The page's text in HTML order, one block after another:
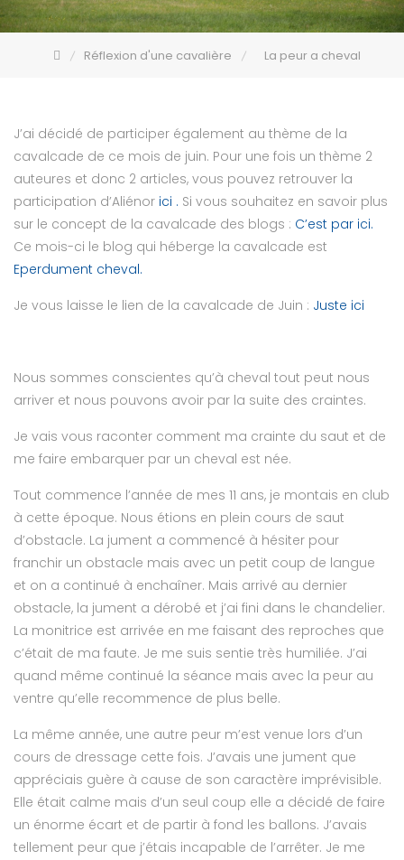
Réflexion d'une cavalière La peur a cheval
J’ai décidé de participer également au thème de la
cavalcade de ce mois de juin. Pour une fois un thème 2
auteures et donc 2 articles, vous pouvez retrouver la
participation d’Aliénor ici . Si vous souhaitez en savoir plus
sur le concept de la cavalcade des blogs : C’est par ici.
Ce mois-ci le blog qui héberge la cavalcade est
Eperdument cheval.
Je vous laisse le lien de la cavalcade de Juin : Juste ici
Nous sommes conscientes qu’à cheval tout peut nous
arriver et nous pouvons avoir par la suite des craintes.
Je vais vous raconter comment ma crainte du saut et de
me faire embarquer par un cheval est née.
Tout commence l’année de mes 11 ans, je montais en club
à cette époque. Nous étions en plein cours de saut
d’obstacle. La jument a commencé à hésiter pour
franchir un obstacle mais avec un petit coup de langue
et on a continué à enchaîner. Mais arrivé au dernier
obstacle, la jument a dérobé et j’ai fini dans le chandelier.
La monitrice est arrivée en me faisant des reproches que
c’était de ma faute. Je me suis sentie très humiliée. J’ai
quand même continué la séance mais avec la peur au
ventre qu’elle recommence de plus belle.
La même année, une autre peur m’est venue lors d’un
cours de dressage cette fois. J’avais une jument que
appréciais guère à cause de son caractère imprévisible.
Elle était calme mais d’un seul coup elle a décidé de faire
un énorme écart et de partir à fond les ballons. J’avais
tellement peur que j’étais incapable de l’arrêter. Je me